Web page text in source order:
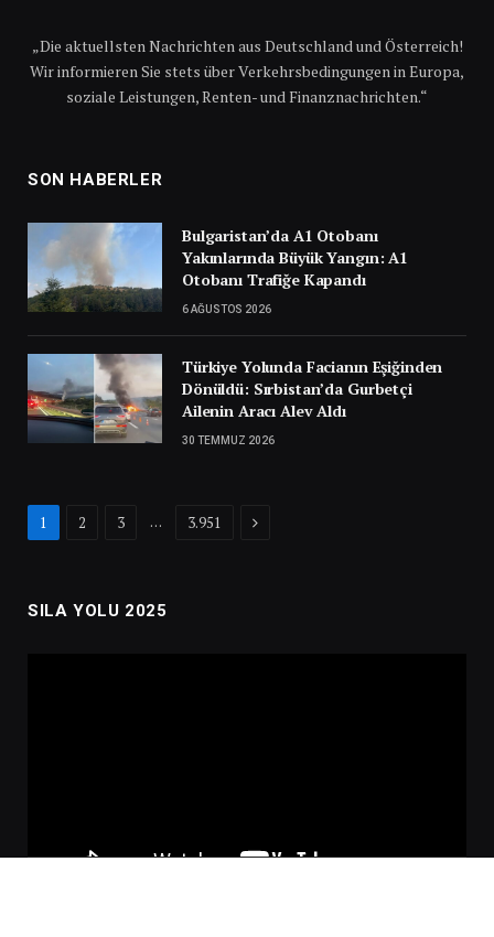
„Die aktuellsten Nachrichten aus Deutschland und Österreich!
Wir informieren Sie stets über Verkehrsbedingungen in Europa,
soziale Leistungen, Renten- und Finanznachrichten.“
SON HABERLER
Bulgaristan’da A1 Otobanı
Yakınlarında Büyük Yangın: A1
Otobanı Trafiğe Kapandı
6 AĞUSTOS 2026
Türkiye Yolunda Facianın Eşiğinden
Dönüldü: Sırbistan’da Gurbetçi
Ailenin Aracı Alev Aldı
30 TEMMUZ 2026
1 2 3 … 3.951 Next
SILA YOLU 2025